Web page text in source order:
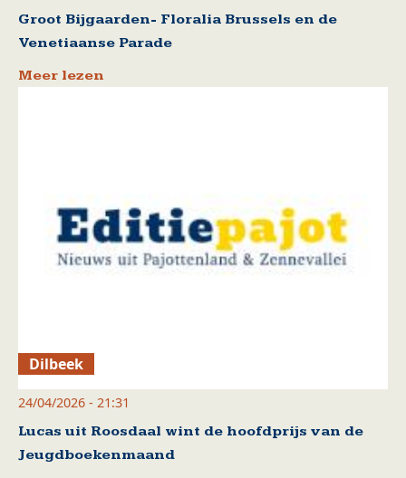
Groot Bijgaarden- Floralia Brussels en de
Venetiaanse Parade
Meer lezen
Dilbeek
24/04/2026 - 21:31
Lucas uit Roosdaal wint de hoofdprijs van de
Jeugdboekenmaand